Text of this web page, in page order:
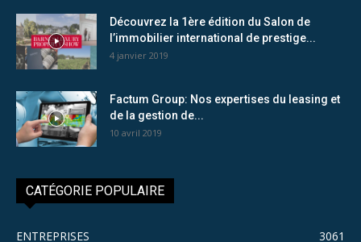
Découvrez la 1ère édition du Salon de
l’immobilier international de prestige...
4 janvier 2019
Factum Group: Nos expertises du leasing et
de la gestion de...
10 avril 2019
CATÉGORIE POPULAIRE
ENTREPRISES
3061